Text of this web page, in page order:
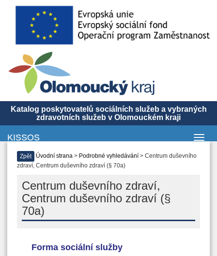
Katalog poskytovatelů sociálních služeb a vybraných
zdravotních služeb v Olomouckém kraji
KISSOS
Zpět Úvodní strana > Podrobné vyhledávání > Centrum duševního
zdraví, Centrum duševního zdraví (§ 70a)
Centrum duševního zdraví,
Centrum duševního zdraví (§
70a)
Forma sociální služby